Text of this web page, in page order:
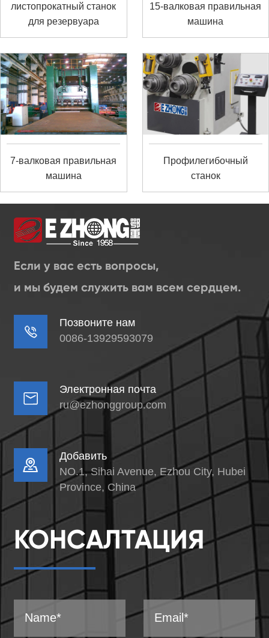
листопрокатный станок
для резервуара
15-валковая правильная
машина
7-валковая правильная
машина
Профилегибочный
станок
Если у вас есть вопросы,
и мы будем служить вам всем сердцем.

Позвоните нам
0086-13929593079

Электронная почта
ru@ezhonggroup.com

Добавить
NO.1, Sihai Avenue, Ezhou City, Hubei
Province, China
КОНСАЛТАЦИЯ